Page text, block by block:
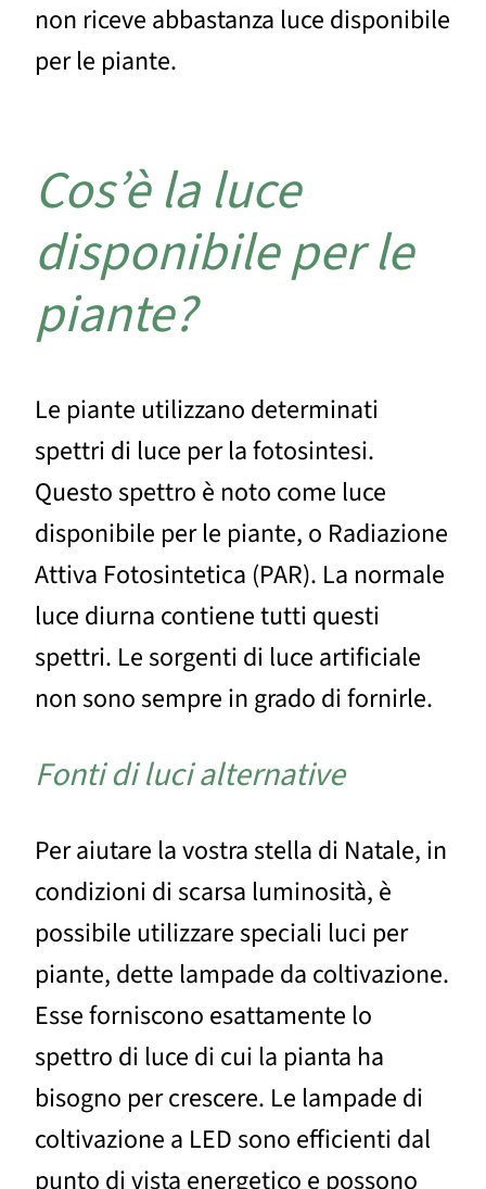
non riceve abbastanza luce disponibile
per le piante.
Cos’è la luce
disponibile per le
piante?
Le piante utilizzano determinati
spettri di luce per la fotosintesi.
Questo spettro è noto come luce
disponibile per le piante, o Radiazione
Attiva Fotosintetica (PAR). La normale
luce diurna contiene tutti questi
spettri. Le sorgenti di luce artificiale
non sono sempre in grado di fornirle.
Fonti di luci alternative
Per aiutare la vostra stella di Natale, in
condizioni di scarsa luminosità, è
possibile utilizzare speciali luci per
piante, dette lampade da coltivazione.
Esse forniscono esattamente lo
spettro di luce di cui la pianta ha
bisogno per crescere. Le lampade di
coltivazione a LED sono efficienti dal
punto di vista energetico e possono